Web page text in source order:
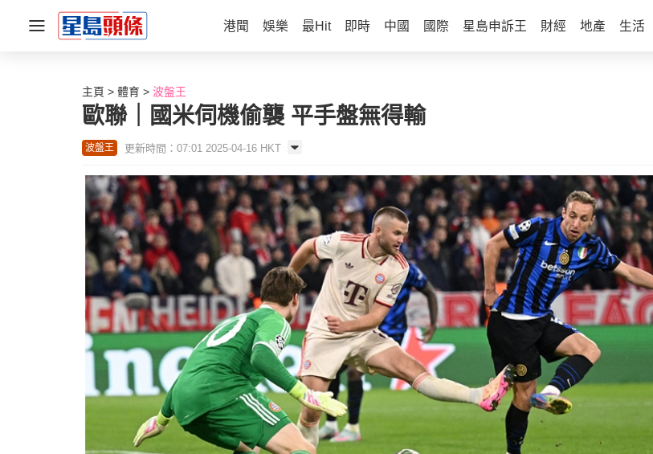
港聞 娛樂 最Hit 即時 中國 國際 星島申訴王 財經 地產 生活
主頁 體育 波盤王
歐聯｜國米伺機偷襲 平手盤無得輸
波盤王 更新時間：07:01 2025-04-16 HKT